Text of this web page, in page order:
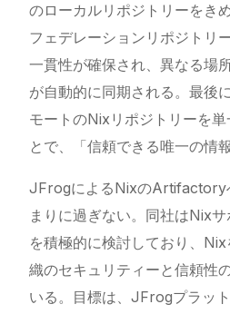
のローカルリポジトリーをき
フェデレーションリポジトリ
一貫性が確保され、異なる場
が自動的に同期される。最後
モートのNixリポジトリーを
とで、「信頼できる唯一の情
JFrogによるNixのArtifactory
まりに過ぎない。同社はNix
を積極的に検討しており、
織のセキュリティーと信頼性
いる。目標は、JFrogプラッ